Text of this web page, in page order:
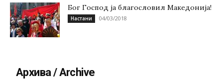
Бог Господ ја благословил Македонија!
Настани 04/03/2018
Архива / Archive